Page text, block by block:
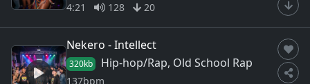
4:21
128 20
Nekero - Intellect
320kb Hip-hop/Rap, Old School Rap
137bpm